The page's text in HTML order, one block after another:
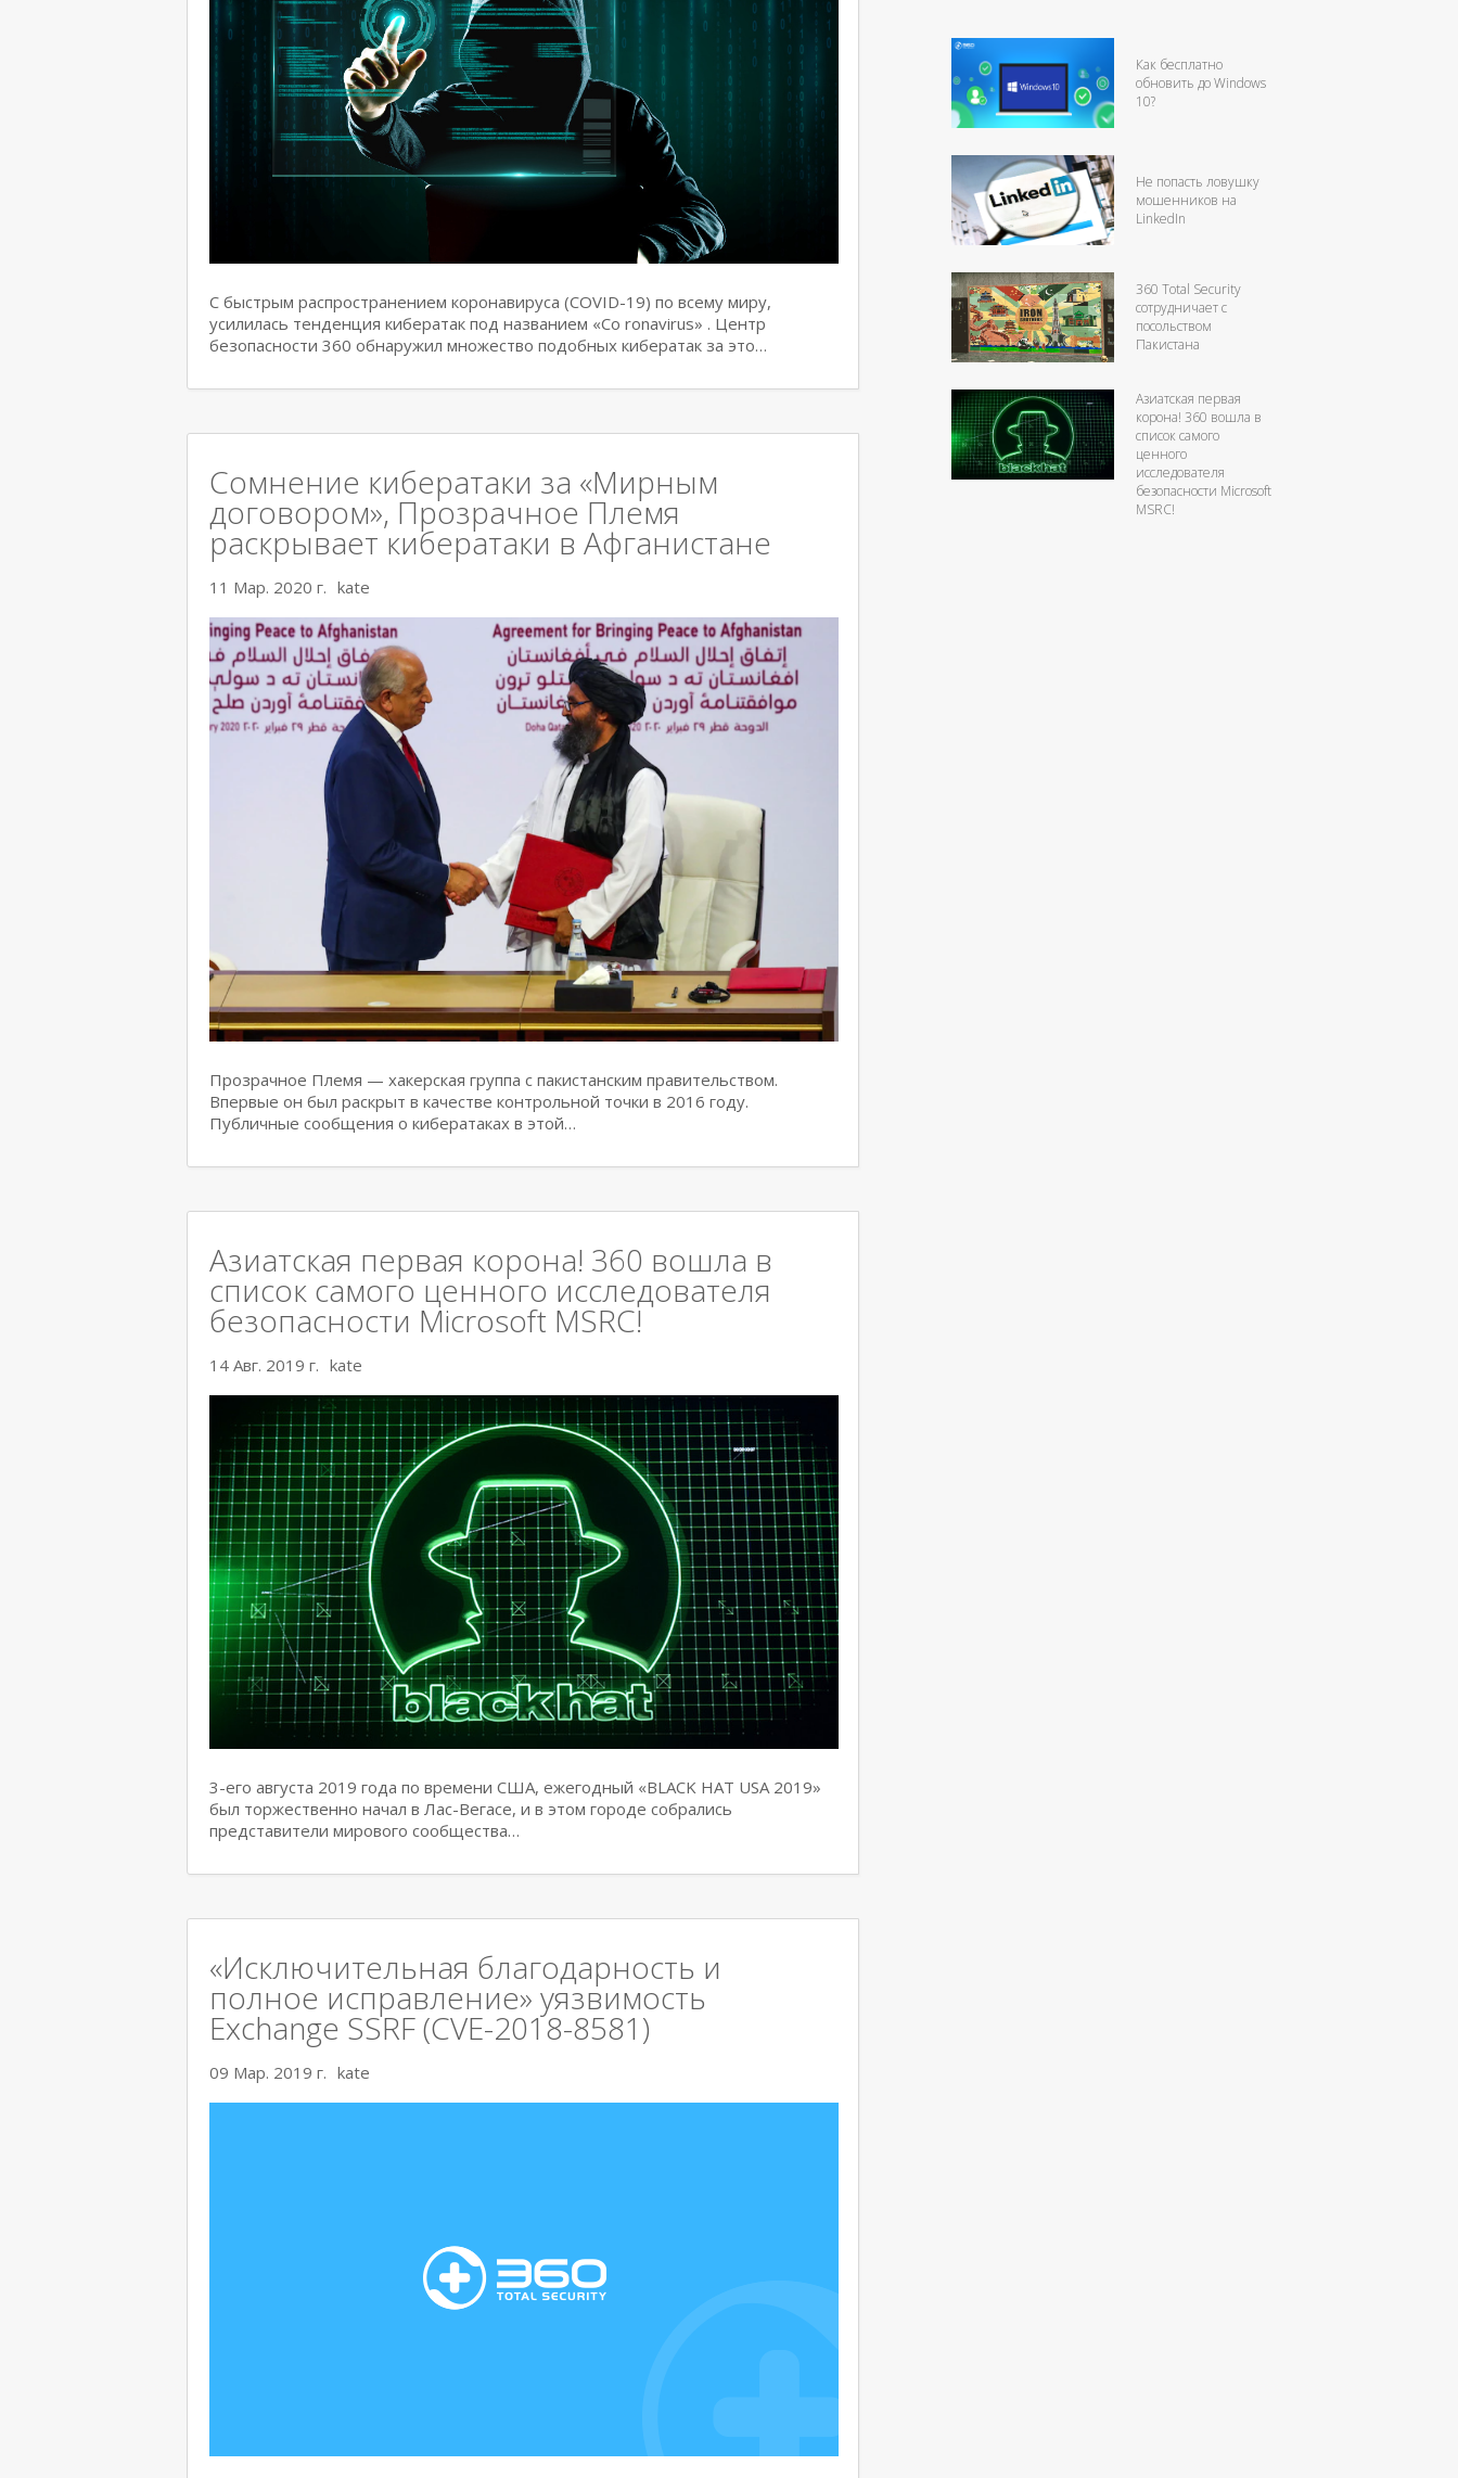
С быстрым распространением коронавируса (COVID-19) по всему миру,
усилилась тенденция кибератак под названием «Co ronavirus» . Центр
безопасности 360 обнаружил множество подобных кибератак за это…
Сомнение кибератаки за «Мирным
договором», Прозрачное Племя
раскрывает кибератаки в Афганистане
11 Мар. 2020 г. kate
Прозрачное Племя — хакерская группа с пакистанским правительством.
Впервые он был раскрыт в качестве контрольной точки в 2016 году.
Публичные сообщения о кибератаках в этой…
Азиатская первая корона! 360 вошла в
список самого ценного исследователя
безопасности Microsoft MSRC!
14 Авг. 2019 г. kate
3-его августа 2019 года по времени США, ежегодный «BLACK HAT USA 2019»
был торжественно начал в Лас-Вегасе, и в этом городе собрались
представители мирового сообщества…
«Исключительная благодарность и
полное исправление» уязвимость
Exchange SSRF (CVE-2018-8581)
09 Мар. 2019 г. kate
Как бесплатно
обновить до Windows
10?
Не попасть ловушку
мошенников на
LinkedIn
360 Total Security
сотрудничает с
посольством
Пакистана
Азиатская первая
корона! 360 вошла в
список самого
ценного
исследователя
безопасности Microsoft
MSRC!